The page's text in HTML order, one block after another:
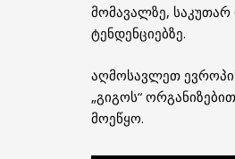
მომავალზე,
ტენდენციებზე.
აღმოსავლეთ
„გიგოს“
მოეწყო.